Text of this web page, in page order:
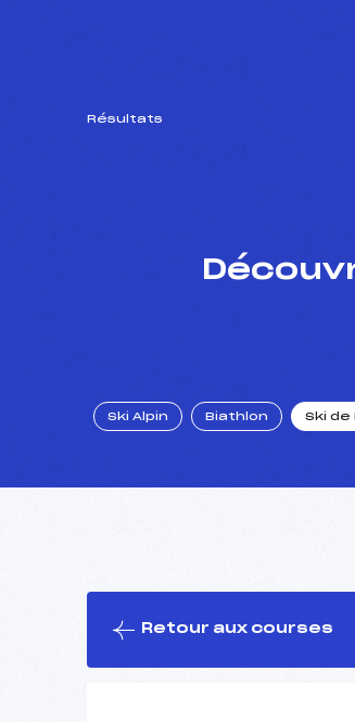
Résultats
Ski Alpin Biathlon Ski de
Retour aux courses